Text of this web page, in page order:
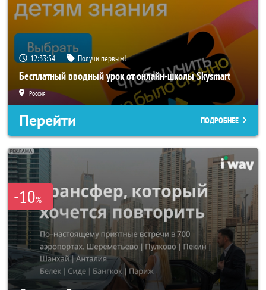
12:33:52 Получи первым!
Бесплатный вводный урок от онлайн-школы Skysmart
Россия
Перейти ПОДРОБНЕЕ
-10%